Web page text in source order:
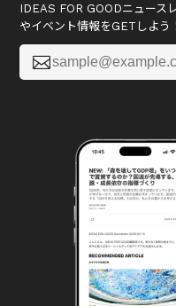
IDEAS FOR GOODニュース
やイベント情報をGETしよう
